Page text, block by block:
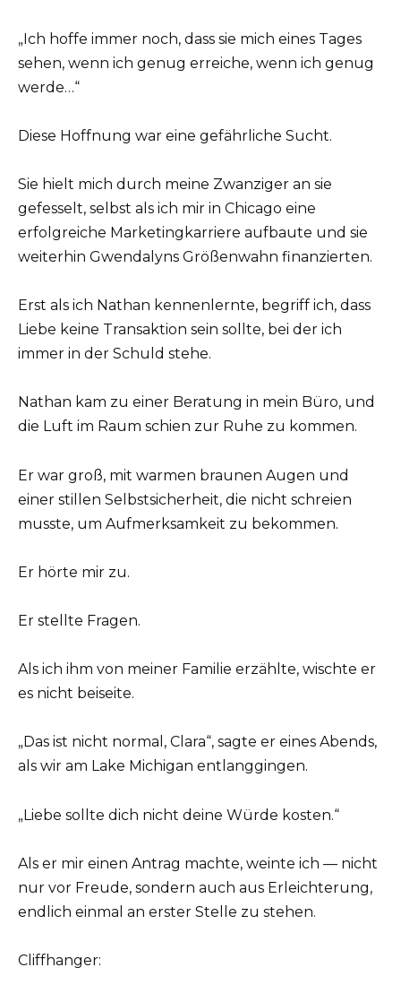
„Ich hoffe immer noch, dass sie mich eines Tages
sehen, wenn ich genug erreiche, wenn ich genug
werde…“
Diese Hoffnung war eine gefährliche Sucht.
Sie hielt mich durch meine Zwanziger an sie
gefesselt, selbst als ich mir in Chicago eine
erfolgreiche Marketingkarriere aufbaute und sie
weiterhin Gwendalyns Größenwahn finanzierten.
Erst als ich Nathan kennenlernte, begriff ich, dass
Liebe keine Transaktion sein sollte, bei der ich
immer in der Schuld stehe.
Nathan kam zu einer Beratung in mein Büro, und
die Luft im Raum schien zur Ruhe zu kommen.
Er war groß, mit warmen braunen Augen und
einer stillen Selbstsicherheit, die nicht schreien
musste, um Aufmerksamkeit zu bekommen.
Er hörte mir zu.
Er stellte Fragen.
Als ich ihm von meiner Familie erzählte, wischte er
es nicht beiseite.
„Das ist nicht normal, Clara“, sagte er eines Abends,
als wir am Lake Michigan entlanggingen.
„Liebe sollte dich nicht deine Würde kosten.“
Als er mir einen Antrag machte, weinte ich — nicht
nur vor Freude, sondern auch aus Erleichterung,
endlich einmal an erster Stelle zu stehen.
Cliffhanger: